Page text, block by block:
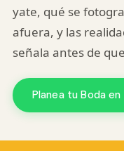
yate, qué se
afuera, y las
señala antes de
Planea tu Boda